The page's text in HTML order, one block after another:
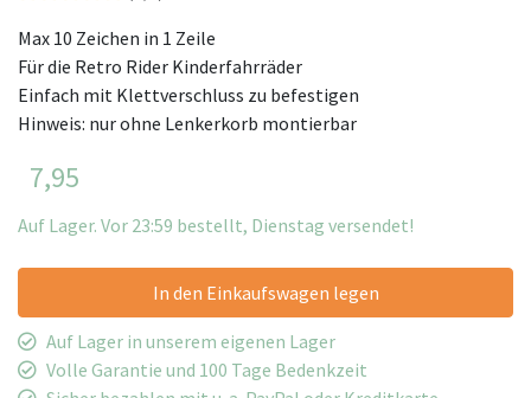
Max 10 Zeichen in 1 Zeile
Für die Retro Rider Kinderfahrräder
Einfach mit Klettverschluss zu befestigen
Hinweis: nur ohne Lenkerkorb montierbar
7,95
Auf Lager. Vor 23:59 bestellt, Dienstag versendet!
In den Einkaufswagen legen
Auf Lager in unserem eigenen Lager
Volle Garantie und 100 Tage Bedenkzeit